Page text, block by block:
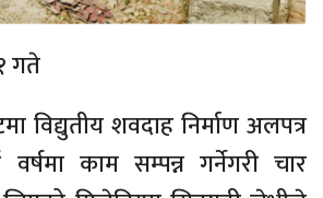
गते
विद्युतीय शवदाह निर्माण अलपत्र
काम सम्पन्न गर्नेगरी चार